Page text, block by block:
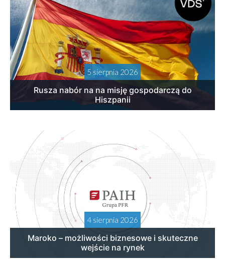
5 sierpnia 2026
Rusza nabór na na misję gospodarczą do
Hiszpanii
4 sierpnia 2026
Maroko – możliwości biznesowe i skuteczne
wejście na rynek